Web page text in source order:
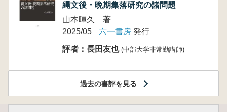
縄文後・晩期集落研究の諸問題
山本暉久 著
2025/05
六一書房 発行
評者：長田友也 (中部大学非常勤講師)
過去の書評を見る